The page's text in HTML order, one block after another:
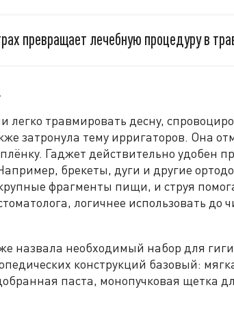
превращает лечебную процедуру в
травмировать десну,
затронула тему ирригаторов. Она
Гаджет действительно удобен
брекеты, дуги и другие
фрагменты пищи, и струя
логичнее использовать до
назвала необходимый набор для
конструкций базовый:
паста, монопучковая щетка